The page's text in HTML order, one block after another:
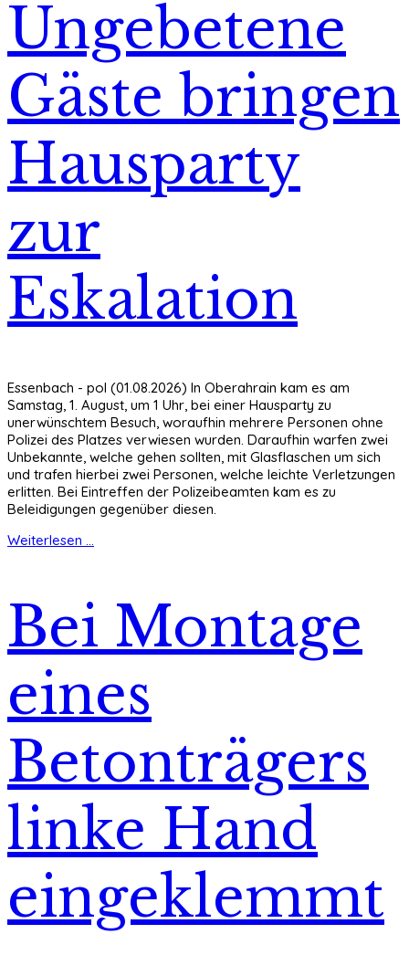
Ungebetene
Gäste bringen
Hausparty
zur
Eskalation
Essenbach - pol (01.08.2026) In Oberahrain kam es am
Samstag, 1. August, um 1 Uhr, bei einer Hausparty zu
unerwünschtem Besuch, woraufhin mehrere Personen ohne
Polizei des Platzes verwiesen wurden. Daraufhin warfen zwei
Unbekannte, welche gehen sollten, mit Glasflaschen um sich
und trafen hierbei zwei Personen, welche leichte Verletzungen
erlitten. Bei Eintreffen der Polizeibeamten kam es zu
Beleidigungen gegenüber diesen.
Weiterlesen ...
Bei Montage
eines
Betonträgers
linke Hand
eingeklemmt